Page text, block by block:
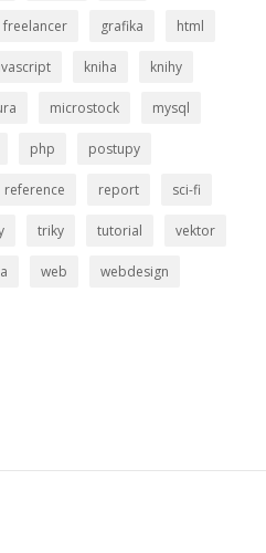
freelancer grafika html
kniha knihy
microstock mysql
php postupy
reference report sci-fi
triky tutorial vektor
web webdesign